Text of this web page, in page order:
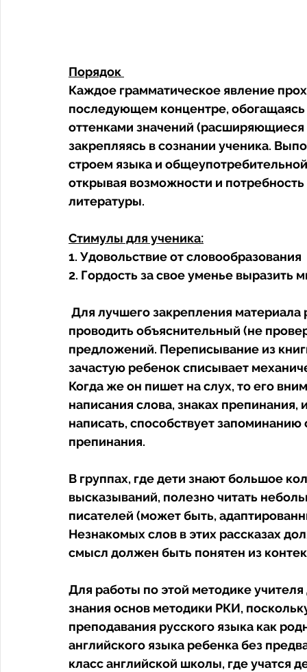
Порядок
Каждое грамматическое явление
последующем концентре,
оттенками значений
закрепляясь в сознании ученика.
строем языка и
открывая возможности и
литературы.
Стимулы для ученика:
1. Удовольствие от словообразования
2. Гордость за свое уменье выразить
проводить объяснительный (не
предложений. Переписывание из
зачастую ребенок списывает
Когда же он пишет на слух, то его
написания слова, знаках
написать, способствует
препинания.
В группах, где дети знают большое
высказываний, полезно читать
писателей (может быть,
Незнакомых слов в этих рассказах
смысл должен быть понятен из
Для работы по этой методике
знания основ методики РКИ,
преподавания русского языка как
английского языка ребенка без
класс английской школы, где учатся